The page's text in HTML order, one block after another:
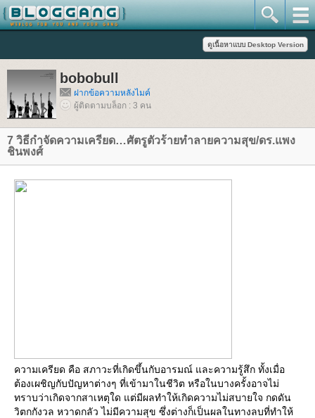
bobobull
ฝากข้อความหลังไมค์
ผู้ติดตามบล็อก : 3 คน
7 วิธีกำจัดความเครียด…ศัตรูตัวร้ายทำลายความสุข/ดร.แพง
ชินพงศ์
ความเครียด คือ สภาวะที่เกิดขึ้นกับอารมณ์ และความรู้สึก ทั้งเมื่อ
ต้องเผชิญกับปัญหาต่างๆ ที่เข้ามาในชีวิต หรือในบางครั้งอาจไม่
ทราบว่าเกิดจากสาเหตุใด แต่มีผลทำให้เกิดความไม่สบายใจ กดดัน
วิตกกังวล หวาดกลัว ไม่มีความสุข ซึ่งต่างก็เป็นผลในทางลบที่ทำให้